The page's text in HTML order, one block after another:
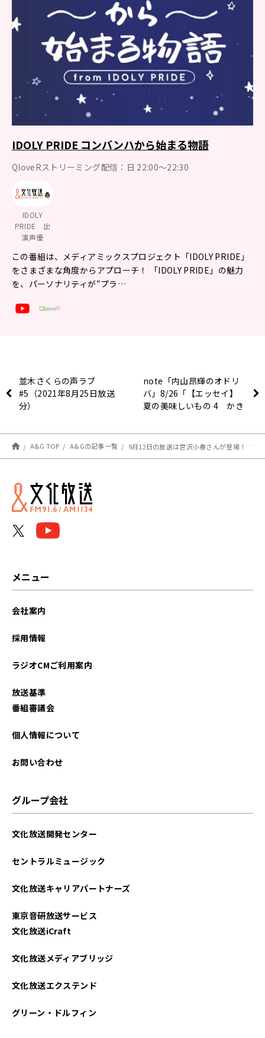
IDOLY PRIDE コンバンハから始まる物語
QloveRストリーミング配信：日 22:00～22:30
IDOLY
PRIDE 出
演声優
この番組は、メディアミックスプロジェクト「IDOLY PRIDE」
をさまざまな角度からアプローチ！ 「IDOLY PRIDE」の魅力
を、パーソナリティが“プラ…
並木さくらの声ラブ
#5（2021年8月25日放送
分）
note「内山昂輝のオドリ
バ」8/26「【エッセイ】
夏の美味しいもの 4 かき
A&G TOP A&Gの記事一覧 9月12日の放送は宮沢小春さんが登場！！！メールも大募集！！！
メニュー
会社案内
採用情報
ラジオCMご利用案内
放送基準
番組審議会
個人情報について
お問い合わせ
グループ会社
文化放送開発センター
セントラルミュージック
文化放送キャリアパートナーズ
東京音研放送サービス
文化放送iCraft
文化放送メディアブリッジ
文化放送エクステンド
グリーン・ドルフィン